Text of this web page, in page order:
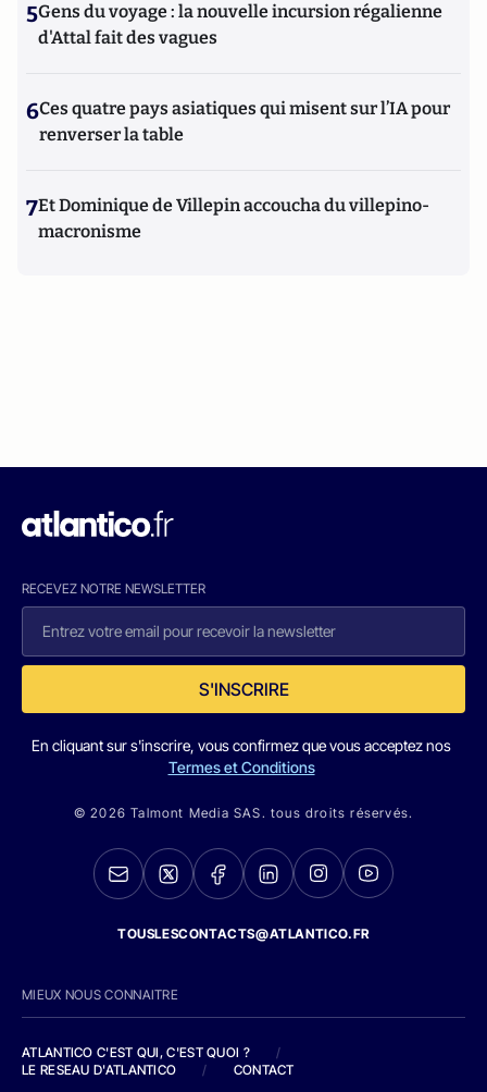
5Gens du voyage : la nouvelle incursion régalienne
d'Attal fait des vagues
6Ces quatre pays asiatiques qui misent sur l’IA pour
renverser la table
7Et Dominique de Villepin accoucha du villepino-
macronisme
RECEVEZ NOTRE NEWSLETTER
S'INSCRIRE
En cliquant sur s'inscrire, vous confirmez que vous acceptez nos
Termes et Conditions
© 2026 Talmont Media SAS. tous droits réservés.
TOUSLESCONTACTS@ATLANTICO.FR
MIEUX NOUS CONNAITRE
ATLANTICO C'EST QUI, C'EST QUOI ?
/
LE RESEAU D'ATLANTICO
/ CONTACT